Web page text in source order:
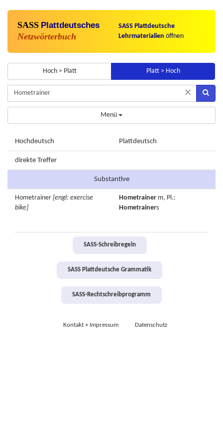
SASS Plattdeutsches
Netzwörterbuch
SASS Plattdeutsche
Lehrmaterialien öffnen
Hoch > Platt Platt > Hoch
×
Menü
Hochdeutsch Plattdeutsch
direkte Treffer
Substantive
Hometrainer [engl: exercise
bike]
Hometrainer m, Pl.:
Hometrainers
SASS-Schreibregeln
SASS Plattdeutsche Grammatik
SASS-Rechtschreibprogramm
Kontakt + Impressum Datenschutz